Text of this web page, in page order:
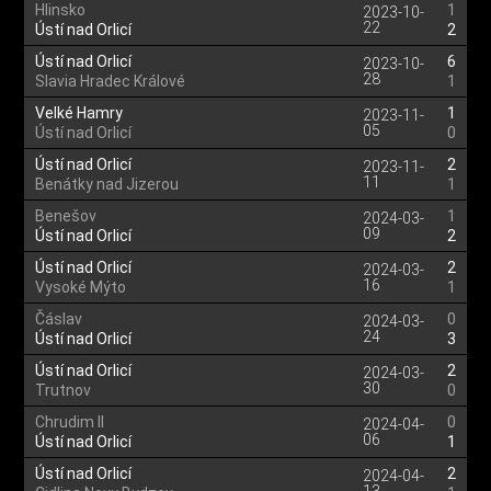
Hlinsko
Ústí nad Orlicí
2023-10-
22
1
2
Ústí nad Orlicí
Slavia Hradec Králové
2023-10-
28
6
1
Velké Hamry
Ústí nad Orlicí
2023-11-
05
1
0
Ústí nad Orlicí
Benátky nad Jizerou
2023-11-
11
2
1
Benešov
Ústí nad Orlicí
2024-03-
09
1
2
Ústí nad Orlicí
Vysoké Mýto
2024-03-
16
2
1
Čáslav
Ústí nad Orlicí
2024-03-
24
0
3
Ústí nad Orlicí
Trutnov
2024-03-
30
2
0
Chrudim II
Ústí nad Orlicí
2024-04-
06
0
1
Ústí nad Orlicí
2024-04-
2